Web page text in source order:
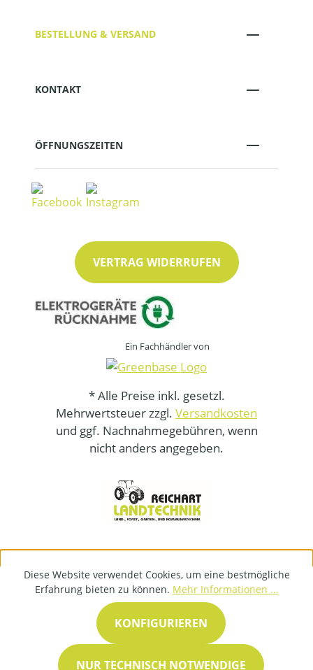
BESTELLUNG & VERSAND
KONTAKT
ÖFFNUNGSZEITEN
VERTRAG WIDERRUFEN
Ein Fachhändler von
* Alle Preise inkl. gesetzl.
Mehrwertsteuer zzgl. Versandkosten
und ggf. Nachnahmegebühren, wenn
nicht anders angegeben.
Diese Website verwendet Cookies, um eine bestmögliche
Erfahrung bieten zu können. Mehr Informationen ...
NUR TECHNISCH NOTWENDIGE
KONFIGURIEREN